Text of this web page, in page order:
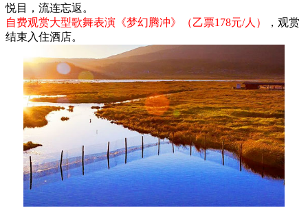
悦目，流连忘返。
自费观赏大型歌舞表演《梦幻腾冲》（乙票178元/人）
，观赏
结束入住酒店。